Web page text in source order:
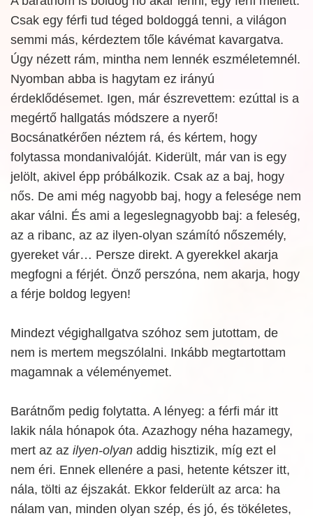
Csak egy férfi tud téged boldoggá tenni, a világon
semmi más, kérdeztem tőle kávémat kavargatva.
Úgy nézett rám, mintha nem lennék eszméletemnél.
Nyomban abba is hagytam ez irányú
érdeklődésemet. Igen, már észrevettem: ezúttal is a
megértő hallgatás módszere a nyerő!
Bocsánatkérően néztem rá, és kértem, hogy
folytassa mondanivalóját. Kiderült, már van is egy
jelölt, akivel épp próbálkozik. Csak az a baj, hogy
nős. De ami még nagyobb baj, hogy a felesége nem
akar válni. És ami a legeslegnagyobb baj: a feleség,
az a ribanc, az az ilyen-olyan számító nőszemély,
gyereket vár… Persze direkt. A gyerekkel akarja
megfogni a férjét. Önző perszóna, nem akarja, hogy
a férje boldog legyen!
Mindezt végighallgatva szóhoz sem jutottam, de
nem is mertem megszólalni. Inkább megtartottam
magamnak a véleményemet.
Barátnőm pedig folytatta. A lényeg: a férfi már itt
lakik nála hónapok óta. Azazhogy néha hazamegy,
mert az az ilyen-olyan addig hisztizik, míg ezt el
nem éri. Ennek ellenére a pasi, hetente kétszer itt,
nála, tölti az éjszakát. Ekkor felderült az arca: ha
nálam van, minden olyan szép, és jó, és tökéletes,